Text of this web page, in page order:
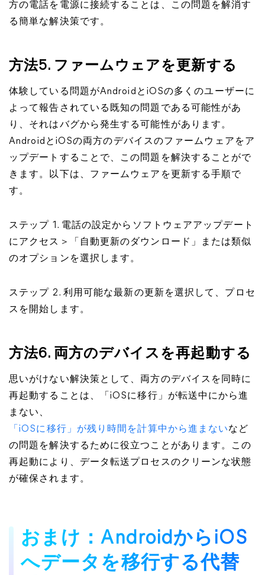
方の電話を電源に接続することは、この問題を解消す
る簡単な解決策です。
方法5. ファームウェアを更新する
体験している問題がAndroidとiOSの多くのユーザーに
よって報告されている既知の問題である可能性があ
り、それはバグから発生する可能性があります。
AndroidとiOSの両方のデバイスのファームウェアをア
ップデートすることで、この問題を解決することがで
きます。以下は、ファームウェアを更新する手順で
す。
ステップ 1. 電話の設定からソフトウェアアップデート
にアクセス＞「自動更新のダウンロード」または類似
のオプションを選択します。
ステップ 2. 利用可能な最新の更新を選択して、プロセ
スを開始します。
方法6. 両方のデバイスを再起動する
思いがけない解決策として、両方のデバイスを同時に
再起動することは、「iOSに移行」が転送中にから進
まない、
「iOSに移行」が残り時間を計算中から進まないなど
の問題を解決するために役立つことがあります。この
再起動により、データ転送プロセスのクリーンな状態
が確保されます。
おまけ：AndroidからiOS
へデータを移行する代替